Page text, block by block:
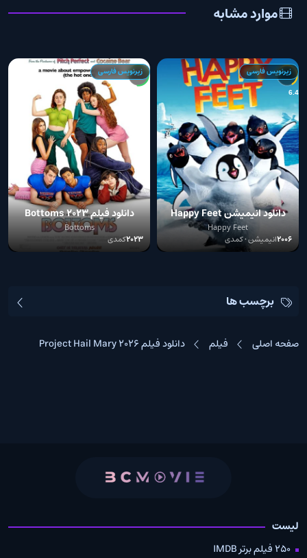
موارد مشابه
6.4
زیرنویس فارسی
دانلود انیمیشن Happy Feet
2006
Happy Feet
2006انیمیشن • کمدی
زیرنویس فارسی
دانلود فیلم Bottoms 2023
Bottoms
2023کمدی
برچسب ها
صفحه اصلی فیلم دانلود فیلم Project Hail Mary 2026
لیست
250 فیلم برتر IMDB